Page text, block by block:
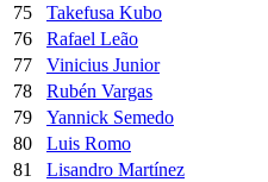
75
Takefusa Kubo
76
Rafael Leão
77
Vinicius Junior
78
Rubén Vargas
79
Yannick Semedo
80
Luis Romo
81
Lisandro Martínez